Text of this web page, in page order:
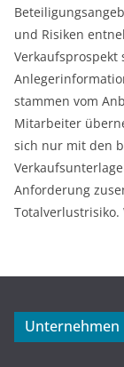
und Risiken
Verkaufsprospekt
stammen vom
Mitarbeiter
sich nur mit den
Anforderung
Totalverlustrisiko.
Unternehmen